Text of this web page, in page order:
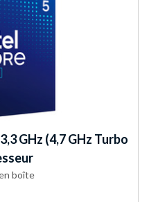
GHz (4,7 GHz Turbo
boîte